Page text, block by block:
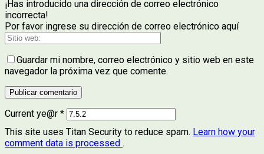
¡Has introducido una dirección de correo electrónico
incorrecta!
Por favor ingrese su dirección de correo electrónico aquí
Guardar mi nombre, correo electrónico y sitio web en este
navegador la próxima vez que comente.
Current ye@r *
This site uses Titan Security to reduce spam. Learn how your
comment data is processed .